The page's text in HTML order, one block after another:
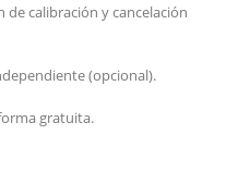
calibración y cancelación
(opcional).
gratuita.